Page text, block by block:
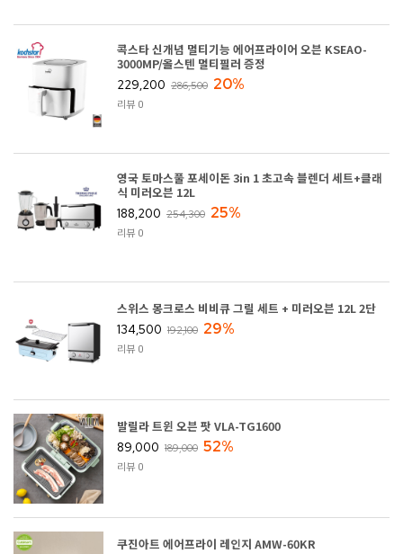
콕스타 신개념 멀티기능 에어프라이어 오븐 KSEAO-
3000MP/올스텐 멀티필러 증정
229,200 286,500 20%
리뷰 0
영국 토마스풀 포세이돈 3in 1 초고속 블렌더 세트+클래
식 미러오븐 12L
188,200 254,300 25%
리뷰 0
스위스 몽크로스 비비큐 그릴 세트 + 미러오븐 12L 2단
134,500 192,100 29%
리뷰 0
발릴라 트윈 오븐 팟 VLA-TG1600
89,000 189,000 52%
리뷰 0
쿠진아트 에어프라이 레인지 AMW-60KR